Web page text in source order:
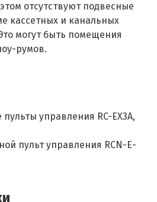
отсутствуют подвесные
кассетных и канальных
могут быть помещения
румов.
управления RC-EX3A,
пульт управления RCN-E-